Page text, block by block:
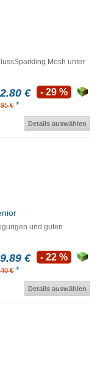
Mesh unter
€
€ *
- 29 %
Details auswählen
und guten
€
€ *
- 22 %
Details auswählen